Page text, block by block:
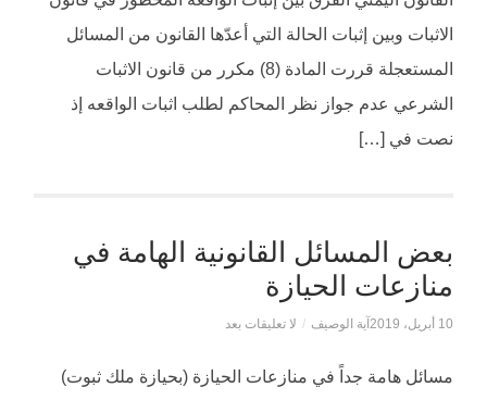
الاثبات وبين إثبات الحالة التي أعدّها القانون من المسائل
المستعجلة قررت المادة (8) مكرر من قانون الاثبات
الشرعي عدم جواز نظر المحاكم لطلب اثبات الواقعه إذ
نصت في […]
بعض المسائل القانونية الهامة في
منازعات الحيازة
10 أبريل، 2019 آية الوصيف / لا تعليقات بعد
مسائل هامة جداً في منازعات الحيازة (بحيازة ملك ثبوت)